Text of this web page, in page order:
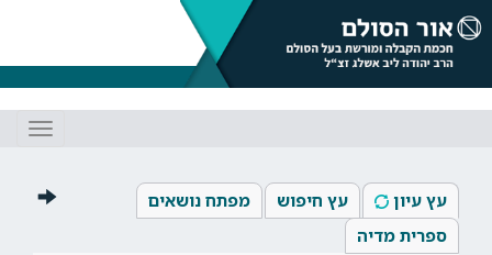
עץ עיון עץ חיפוש
מפתח נושאים
ספרית מדיה